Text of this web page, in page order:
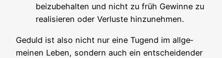
bei­zu­be­hal­ten und nicht zu früh Gewin­ne zu
rea­li­sie­ren oder Ver­lus­te hinzunehmen.
Geduld ist also nicht nur eine Tugend im all­ge­
mei­nen Leben, son­dern auch ein ent­schei­den­der